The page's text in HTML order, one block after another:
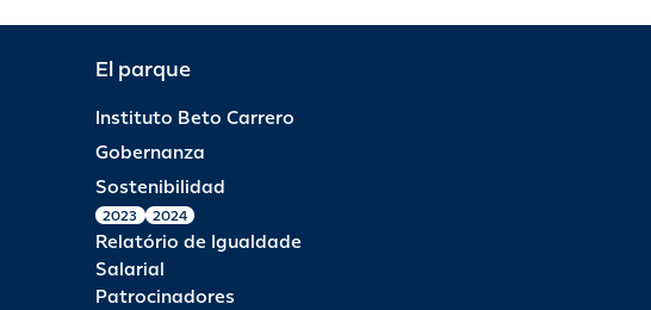
El parque
Instituto Beto Carrero
Gobernanza
Sostenibilidad
2023 2024
Relatório de Igualdade
Salarial
Patrocinadores